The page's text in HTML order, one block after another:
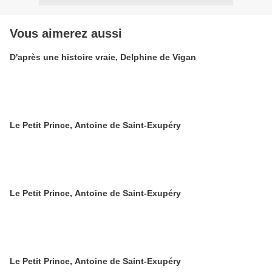
Vous aimerez aussi
D'après une histoire vraie, Delphine de Vigan
Le Petit Prince, Antoine de Saint-Exupéry
Le Petit Prince, Antoine de Saint-Exupéry
Le Petit Prince, Antoine de Saint-Exupéry